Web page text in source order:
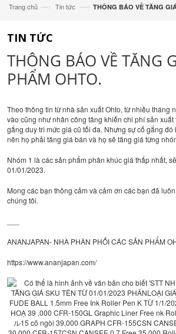
Trang chủ —› Tin tức —› THÔNG BÁO VỀ TĂNG
TIN TỨC
THÔNG BÁO VỀ TĂNG
PHẨM OHTO.
Theo thông tin từ nhà sản xuất Ohto, từ nhiều tháng
vào cũng như nhân công tăng khiến chi phí sản xuất
gắng duy trì mức giá cũ tối đa. Nhưng sự cố gắng đó
nên họ phải tăng giá bán và họ sẽ tăng giá từng
Nhóm 1 là các sản phẩm phân khúc giá thấp nhất,
01/01/2023.
Mong các bạn thông cảm và cảm ơn các bạn đã
chúng tôi.
ANANJAPAN- NHÀ PHÂN PHỐI CÁC SẢN PHẨM
https://www.ananjapan.com/